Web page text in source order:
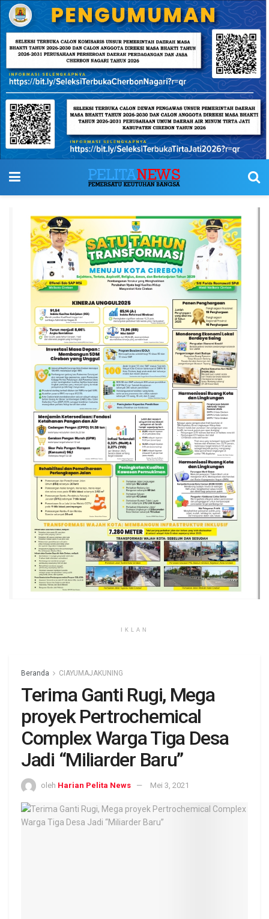
IKLAN
Beranda CIAYUMAJAKUNING
Terima Ganti Rugi, Mega
proyek Pertrochemical
Complex Warga Tiga Desa
Jadi “Miliarder Baru”
oleh Harian Pelita News Mei 3, 2021